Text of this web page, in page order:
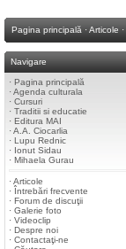
Pagina principală ·Articole ·
Navigare
· Pagina principală
· Agenda culturala
· Cursuri
· Traditii si educatie
· Editura MAI
· A.A. Ciocarlia
· Lupu Rednic
· Ionut Sidau
· Mihaela Gurau
·Articole
· Întrebări frecvente
· Forum de discuţii
· Galerie foto
· Videoclip
· Despre noi
· Contactaţi-ne